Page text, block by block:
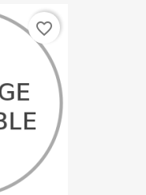
favorite_border